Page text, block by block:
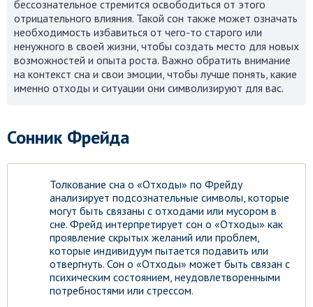
бессознательное стремится освободиться от этого
отрицательного влияния. Такой сон также может означать
необходимость избавиться от чего-то старого или
ненужного в своей жизни, чтобы создать место для новых
возможностей и опыта роста. Важно обратить внимание
на контекст сна и свои эмоции, чтобы лучше понять, какие
именно отходы и ситуации они символизируют для вас.
Сонник Фрейда
Толкование сна о «Отходы» по Фрейду
анализирует подсознательные символы, которые
могут быть связаны с отходами или мусором в
сне. Фрейд интерпретирует сон о «Отходы» как
проявление скрытых желаний или проблем,
которые индивидуум пытается подавить или
отвергнуть. Сон о «Отходы» может быть связан с
психическим состоянием, неудовлетворенными
потребностями или стрессом.